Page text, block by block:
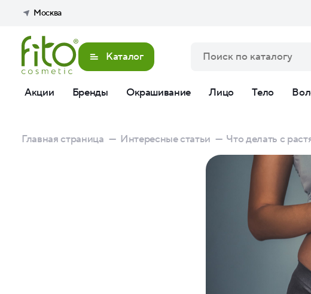
Москва
Каталог
Акции Бренды Окрашивание Лицо Тело
Главная страница — Интересные статьи — Что делать с